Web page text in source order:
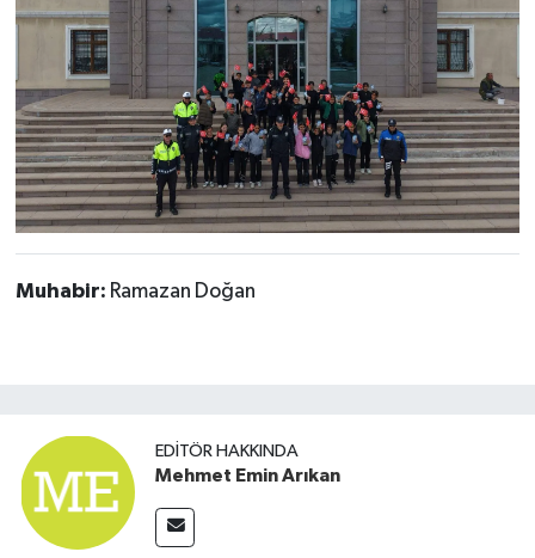
Muhabir: Ramazan Doğan
EDITÖR HAKKINDA
Mehmet Emin Arıkan